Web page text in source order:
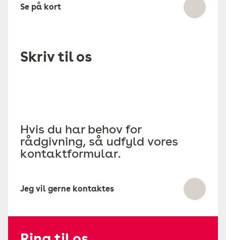
Se på kort
Skriv til os
Hvis du har behov for
rådgivning, så udfyld vores
kontaktformular.
Jeg vil gerne kontaktes